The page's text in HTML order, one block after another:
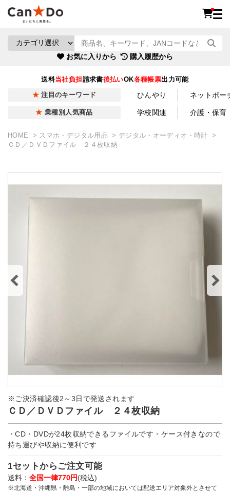
お気に入りから 購入履歴から
送料当社負担請求書後払いOK各種帳票出力可能
注目のキーワード ひんやり ネットポー
業種別人気商品 学校関連 介護・保育
HOME スマホ・デジタル用品
デジタル・オーディオ・時計
ＣＤ／ＤＶＤファイル ２４枚収納
※ご決済確認後2～3日で発送されます
ＣＤ／ＤＶＤファイル ２４枚収納
・CD・DVDが24枚収納できるファイルです・ケース付きなので
持ち運びや収納に便利です
1セットからご注文可能
送料： 全国一律770円(税込)
※北海道・沖縄県・離島・一部の地域においては配送エリア対象外とさせて